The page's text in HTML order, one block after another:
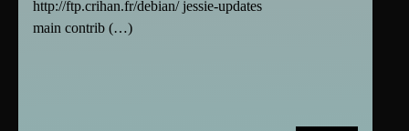
http://ftp.crihan.fr/debian/ jessie-updates
main contrib (…)